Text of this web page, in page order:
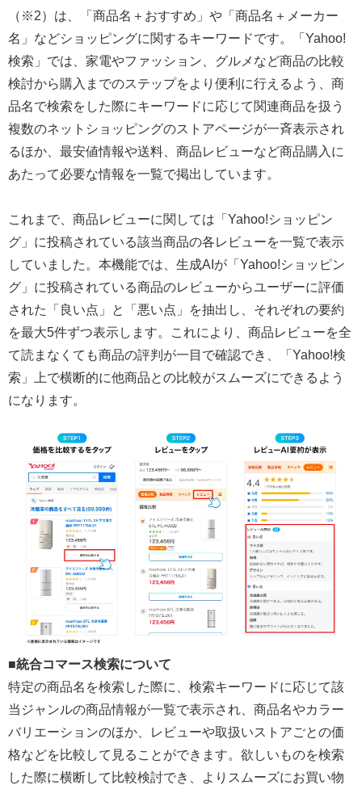
（※2）は、「商品名＋おすすめ」や「商品名＋メーカー
名」などショッピングに関するキーワードです。「Yahoo!
検索」では、家電やファッション、グルメなど商品の比較
検討から購入までのステップをより便利に行えるよう、商
品名で検索をした際にキーワードに応じて関連商品を扱う
複数のネットショッピングのストアページが一斉表示され
るほか、最安値情報や送料、商品レビューなど商品購入に
あたって必要な情報を一覧で掲出しています。
これまで、商品レビューに関しては「Yahoo!ショッピン
グ」に投稿されている該当商品の各レビューを一覧で表示
していました。本機能では、生成AIが「Yahoo!ショッピン
グ」に投稿されている商品のレビューからユーザーに評価
された「良い点」と「悪い点」を抽出し、それぞれの要約
を最大5件ずつ表示します。これにより、商品レビューを全
て読まなくても商品の評判が一目で確認でき、「Yahoo!検
索」上で横断的に他商品との比較がスムーズにできるよう
になります。
■統合コマース検索について
特定の商品名を検索した際に、検索キーワードに応じて該
当ジャンルの商品情報が一覧で表示され、商品名やカラー
バリエーションのほか、レビューや取扱いストアごとの価
格などを比較して見ることができます。欲しいものを検索
した際に横断して比較検討でき、よりスムーズにお買い物